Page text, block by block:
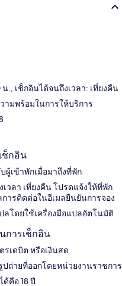
., เช็กอินได้จนถึงเวลา: เที่ยงคืน
มพร้อมในการให้บริการ
ช็กอิน
เข้าพักเมื่อมาถึงที่พัก
วลา เที่ยงคืน โปรดแจ้งให้ที่พัก
ารติดต่อในอีเมลยืนยันการจอง
โดยใช้เครื่องมือแปลอัตโนมัติ
การเช็กอิน
รเดบิต หรือเงินสด
ถ่ายที่ออกโดยหน่วยงานราชการ
คือ 18 ปี